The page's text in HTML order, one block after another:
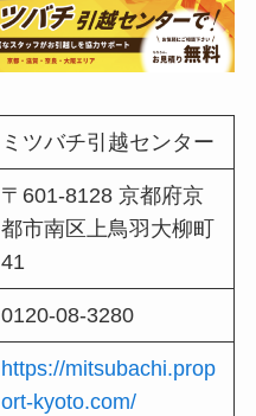
ミツバチ引越センター
〒601-8128 京都府京
都市南区上鳥羽大柳町
41
0120-08-3280
https://mitsubachi.prop
ort-kyoto.com/